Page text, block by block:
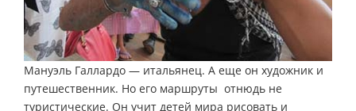
Мануэль Галлардо — итальянец. А еще он художник и
путешественник. Но его маршруты отнюдь не
туристические. Он учит детей мира рисовать и